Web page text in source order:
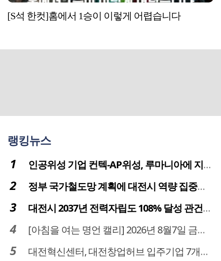
[S석 한컷]홈에서 1승이 이렇게 어렵습니다
랭킹뉴스
인공위성 기업 컨텍-AP위성, 루마니아에 지상국 시스템 전수
정부 국가철도망 계획에 대전시 역량 집중해야
대전시 2037년 전력자립도 108% 달성 관건은 '주민 수용성'
[아침을 여는 명언 캘리] 2026년 8월7일 금요일
대전혁신센터, 대전창업허브 입주기업 7개사 모집